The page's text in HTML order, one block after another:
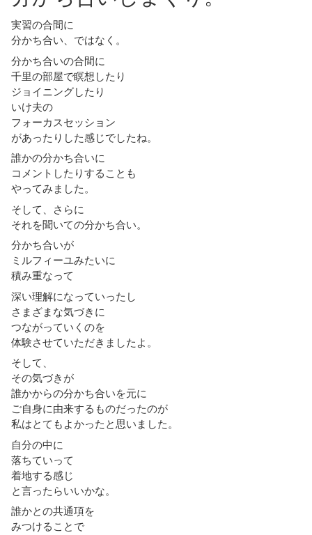
実習の合間に
分かち合い、ではなく。
分かち合いの合間に
千里の部屋で瞑想したり
ジョイニングしたり
いけ夫の
フォーカスセッション
があったりした感じでしたね。
誰かの分かち合いに
コメントしたりすることも
やってみました。
そして、さらに
それを聞いての分かち合い。
分かち合いが
ミルフィーユみたいに
積み重なって
深い理解になっていったし
さまざまな気づきに
つながっていくのを
体験させていただきましたよ。
そして、
その気づきが
誰かからの分かち合いを元に
ご自身に由来するものだったのが
私はとてもよかったと思いました。
自分の中に
落ちていって
着地する感じ
と言ったらいいかな。
誰かとの共通項を
みつけることで